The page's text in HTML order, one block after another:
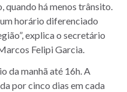
quando há menos trânsito.
horário diferenciado
explica o secretário
Felipi Garcia.
da manhã até 16h. A
por cinco dias em cada